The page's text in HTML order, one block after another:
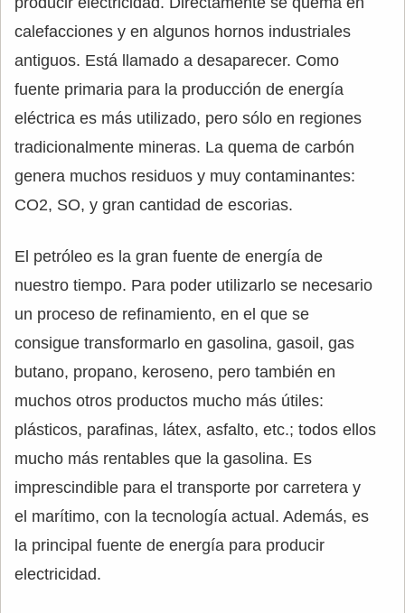
calefacciones y en algunos hornos industriales
antiguos. Está llamado a desaparecer. Como
fuente primaria para la producción de energía
eléctrica es más utilizado, pero sólo en regiones
tradicionalmente mineras. La quema de carbón
genera muchos residuos y muy contaminantes:
CO2, SO, y gran cantidad de escorias.
El petróleo es la gran fuente de energía de
nuestro tiempo. Para poder utilizarlo se necesario
un proceso de refinamiento, en el que se
consigue transformarlo en gasolina, gasoil, gas
butano, propano, keroseno, pero también en
muchos otros productos mucho más útiles:
plásticos, parafinas, látex, asfalto, etc.; todos ellos
mucho más rentables que la gasolina. Es
imprescindible para el transporte por carretera y
el marítimo, con la tecnología actual. Además, es
la principal fuente de energía para producir
electricidad.